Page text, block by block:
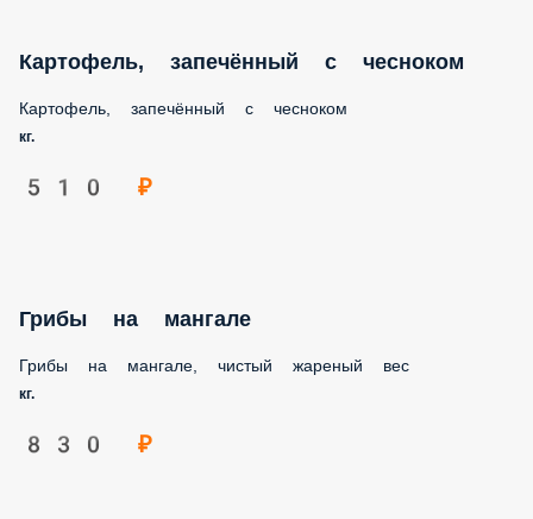
Картофель, запечённый с чесноком
Картофель, запечённый с чесноком
кг.
510 ₽
Грибы на мангале
Грибы на мангале, чистый жареный вес
кг.
830 ₽